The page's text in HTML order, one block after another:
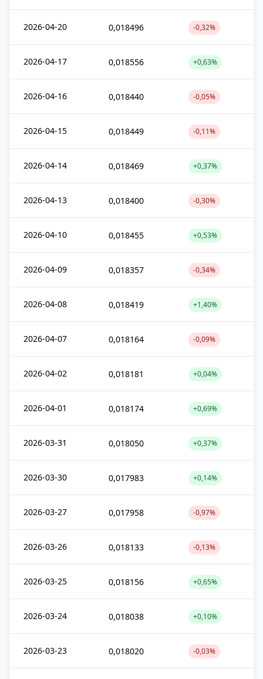
2026-04-20 0,018496 -0,32%
2026-04-17 0,018556 +0,63%
2026-04-16 0,018440 -0,05%
2026-04-15 0,018449 -0,11%
2026-04-14 0,018469 +0,37%
2026-04-13 0,018400 -0,30%
2026-04-10 0,018455 +0,53%
2026-04-09 0,018357 -0,34%
2026-04-08 0,018419 +1,40%
2026-04-07 0,018164 -0,09%
2026-04-02 0,018181 +0,04%
2026-04-01 0,018174 +0,69%
2026-03-31 0,018050 +0,37%
2026-03-30 0,017983 +0,14%
2026-03-27 0,017958 -0,97%
2026-03-26 0,018133 -0,13%
2026-03-25 0,018156 +0,65%
2026-03-24 0,018038 +0,10%
2026-03-23 0,018020 -0,03%